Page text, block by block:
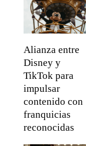
Alianza entre
Disney y
TikTok para
impulsar
contenido con
franquicias
reconocidas